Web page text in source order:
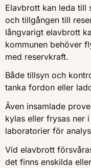
Elavbrott kan leda till
och tillgången till
långvarigt elavbrott
kommunen behöver
med reservkraft.
Både tillsyn och
tanka fordon eller
Även insamlade
kylas eller frysas ner
laboratorier för
Vid elavbrott
det finns enskilda